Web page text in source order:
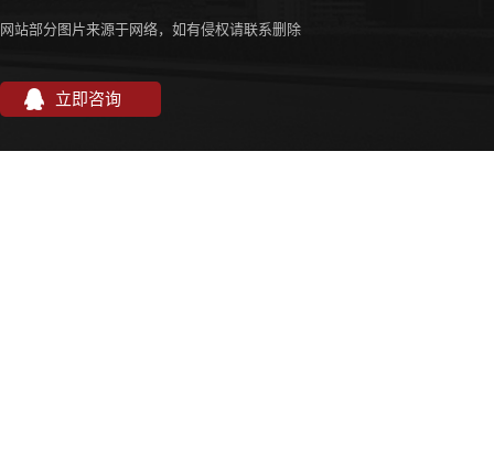
网站部分图片来源于网络，如有侵权请联系删除
立即咨询